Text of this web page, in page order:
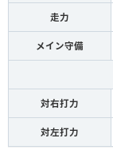
走力
メイン守備
対右打力
対左打力